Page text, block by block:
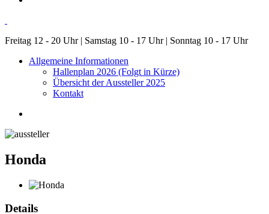
Freitag 12 - 20 Uhr | Samstag 10 - 17 Uhr | Sonntag 10 - 17 Uhr
Allgemeine Informationen
Hallenplan 2026 (Folgt in Kürze)
Übersicht der Aussteller 2025
Kontakt
Honda
Details